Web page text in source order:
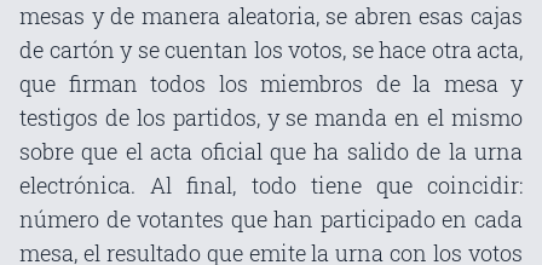
mesas y de manera aleatoria, se abren esas cajas
de cartón y se cuentan los votos, se hace otra acta,
que firman todos los miembros de la mesa y
testigos de los partidos, y se manda en el mismo
sobre que el acta oficial que ha salido de la urna
electrónica. Al final, todo tiene que coincidir:
número de votantes que han participado en cada
mesa, el resultado que emite la urna con los votos